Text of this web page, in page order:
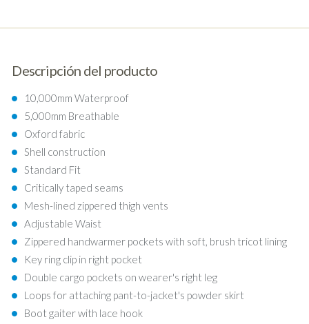
Descripción del producto
10,000mm Waterproof
5,000mm Breathable
Oxford fabric
Shell construction
Standard Fit
Critically taped seams
Mesh-lined zippered thigh vents
Adjustable Waist
Zippered handwarmer pockets with soft, brush tricot lining
Key ring clip in right pocket
Double cargo pockets on wearer's right leg
Loops for attaching pant-to-jacket's powder skirt
Boot gaiter with lace hook